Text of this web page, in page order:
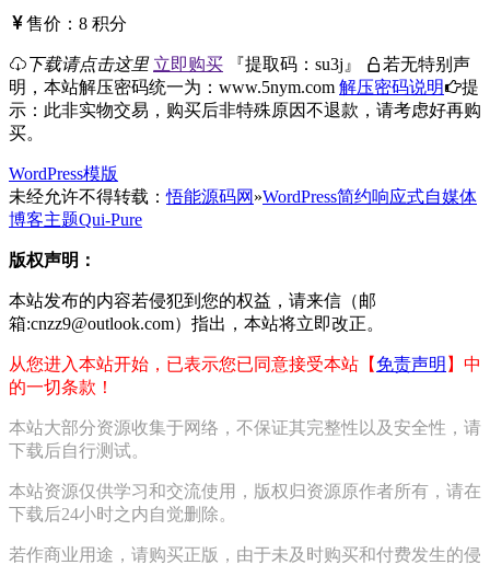
售价： 8 积分
下载请点击这里 立即购买 『提取码： su3j 』
若无特别声
明，本站解压密码统一为：www.5nym.com 解压密码说明
提
示：此非实物交易，购买后非特殊原因不退款，请考虑好再购
买。
WordPress模版
未经允许不得转载：悟能源码网 »WordPress简约响应式自媒体
博客主题Qui-Pure
版权声明：
本站发布的内容若侵犯到您的权益，请来信（邮
箱:cnzz9@outlook.com）指出，本站将立即改正。
从您进入本站开始，已表示您已同意接受本站【 免责声明 】中
的一切条款！
本站大部分资源收集于网络，不保证其完整性以及安全性，请
下载后自行测试。
本站资源仅供学习和交流使用，版权归资源原作者所有，请在
下载后24小时之内自觉删除。
若作商业用途，请购买正版，由于未及时购买和付费发生的侵